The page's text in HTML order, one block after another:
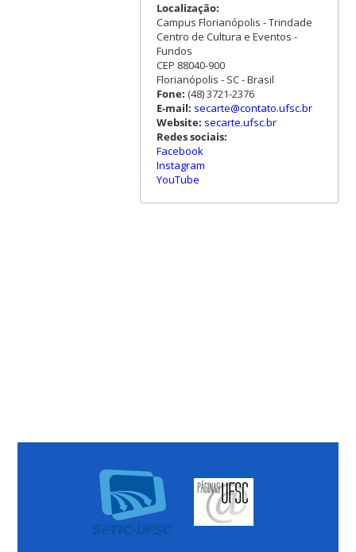
Localização:
Campus Florianópolis - Trindade
Centro de Cultura e Eventos -
Fundos
CEP 88040-900
Florianópolis - SC - Brasil
Fone: (48) 3721-2376
E-mail: secarte@contato.ufsc.br
Website: secarte.ufsc.br
Redes sociais:
Facebook
Instagram
YouTube